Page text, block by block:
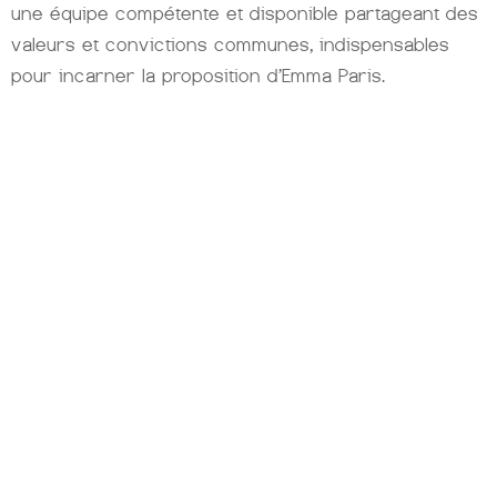
une équipe compétente et disponible partageant des
valeurs et convictions communes, indispensables
pour incarner la proposition d’Emma Paris.